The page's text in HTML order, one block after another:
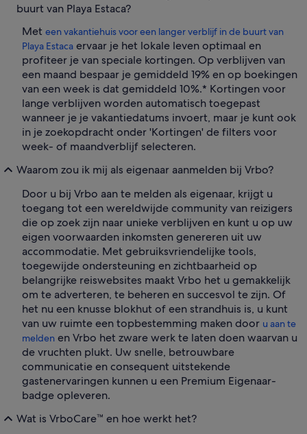
buurt van Playa Estaca?
Met een vakantiehuis voor een langer verblijf in de buurt van
Playa Estaca ervaar je het lokale leven optimaal en
profiteer je van speciale kortingen. Op verblijven van
een maand bespaar je gemiddeld 19% en op boekingen
van een week is dat gemiddeld 10%.* Kortingen voor
lange verblijven worden automatisch toegepast
wanneer je je vakantiedatums invoert, maar je kunt ook
in je zoekopdracht onder 'Kortingen' de filters voor
week- of maandverblijf selecteren.
Waarom zou ik mij als eigenaar aanmelden bij Vrbo?
Door u bij Vrbo aan te melden als eigenaar, krijgt u
toegang tot een wereldwijde community van reizigers
die op zoek zijn naar unieke verblijven en kunt u op uw
eigen voorwaarden inkomsten genereren uit uw
accommodatie. Met gebruiksvriendelijke tools,
toegewijde ondersteuning en zichtbaarheid op
belangrijke reiswebsites maakt Vrbo het u gemakkelijk
om te adverteren, te beheren en succesvol te zijn. Of
het nu een knusse blokhut of een strandhuis is, u kunt
van uw ruimte een topbestemming maken door u aan te
melden en Vrbo het zware werk te laten doen waarvan u
de vruchten plukt. Uw snelle, betrouwbare
communicatie en consequent uitstekende
gastenervaringen kunnen u een Premium Eigenaar-
badge opleveren.
Wat is VrboCare™ en hoe werkt het?